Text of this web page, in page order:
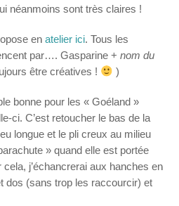
néanmoins sont très claires !
enatelier ici. Tous les
par…. Gasparine +nom du
être créatives ! )
bonne pour les « Goéland »
ci. C’est retoucher le bas de la
longue et le pli creux au milieu
» quand elle est portée
j’échancrerai aux hanches en
dos (sans trop les raccourcir) et